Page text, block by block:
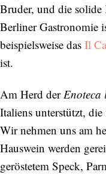
Bruder, und die solide
Berliner Gastronomie
beispielsweise das Il
ist.
Am Herd der
Italiens unterstützt,
Wir nehmen uns am
Hauswein werden
geröstetem Speck,